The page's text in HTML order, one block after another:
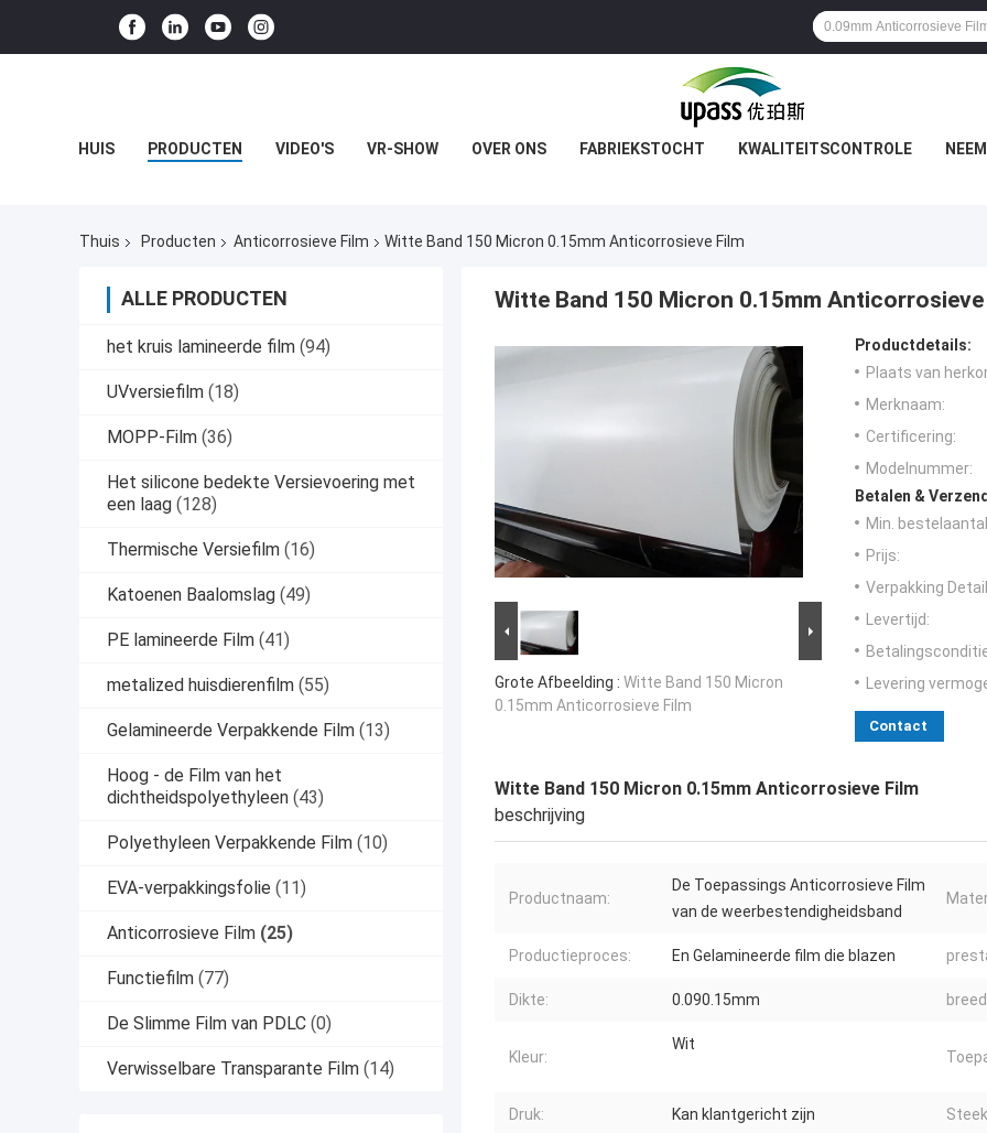
HUIS PRODUCTEN VIDEO'S VR-SHOW OVER ONS FABRIEKSTOCHT KWALITEITSCONTROLE
Thuis Producten Anticorrosieve Film Witte Band 150 Micron 0.15mm Anticorrosieve Film
ALLE PRODUCTEN
het kruis lamineerde film (94)
UVversiefilm (18)
MOPP-Film (36)
Het silicone bedekte Versievoering met
een laag (128)
Thermische Versiefilm (16)
Katoenen Baalomslag (49)
PE lamineerde Film (41)
metalized huisdierenfilm (55)
Gelamineerde Verpakkende Film (13)
Hoog - de Film van het
dichtheidspolyethyleen (43)
Polyethyleen Verpakkende Film (10)
EVA-verpakkingsfolie (11)
Anticorrosieve Film (25)
Functiefilm (77)
De Slimme Film van PDLC (0)
Verwisselbare Transparante Film (14)
Witte Band 150 Micron 0.15mm Anticorrosieve
Grote Afbeelding : Witte Band 150 Micron
0.15mm Anticorrosieve Film
Productdetails:
Plaats van
Merknaam:
Certificering:
Modelnummer:
Betalen &
Min.
Prijs:
Verpakking
Levertijd:
Levering
Contact
Witte Band 150 Micron 0.15mm Anticorrosieve Film
beschrijving
Productnaam:
De Toepassings Anticorrosieve Film
van de weerbestendigheidsband
Productieproces: En Gelamineerde film die blazen
Dikte: 0.090.15mm
Kleur:
Wit
Druk: Kan klantgericht zijn